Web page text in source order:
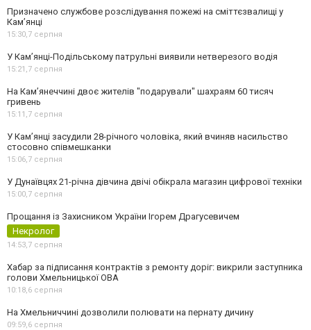
Призначено службове розслідування пожежі на сміттєзвалищі у
Кам’янці
15:30,7 серпня
У Кам’янці-Подільському патрульні виявили нетверезого водія
15:21,7 серпня
На Камʼянеччині двоє жителів "подарували" шахраям 60 тисяч
гривень
15:11,7 серпня
У Камʼянці засудили 28-річного чоловіка, який вчиняв насильство
стосовно співмешканки
15:06,7 серпня
У Дунаївцях 21-річна дівчина двічі обікрала магазин цифрової техніки
15:00,7 серпня
Прощання із Захисником України Ігорем Драгусевичем
Некролог
14:53,7 серпня
Хабар за підписання контрактів з ремонту доріг: викрили заступника
голови Хмельницької ОВА
10:18,6 серпня
На Хмельниччині дозволили полювати на пернату дичину
09:59,6 серпня